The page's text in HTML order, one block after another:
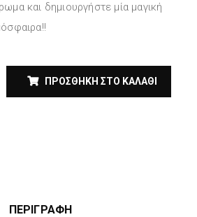
και δημιουργήστε μία μαγική
ΠΡΟΣΘΉΚΗ ΣΤΟ ΚΑΛΆΘΙ
ΠΕΡΙΓΡΑΦΉ